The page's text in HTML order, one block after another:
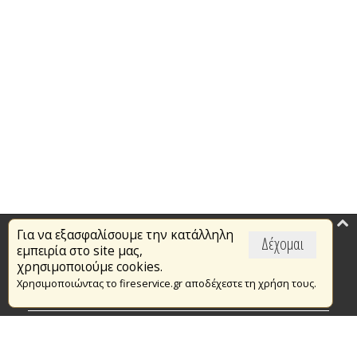
Δέχομαι
Για να εξασφαλίσουμε την κατάλληλη
εμπειρία στο site μας,
χρησιμοποιούμε cookies.
Χρησιμοποιώντας το fireservice.gr αποδέχεστε τη χρήση τους.
Επικαιρότητα
Το Πυροσβεστικό Σώμα